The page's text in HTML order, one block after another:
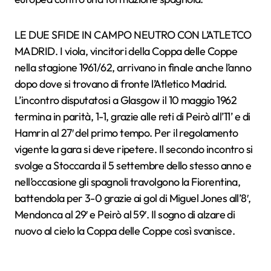
LE DUE SFIDE IN CAMPO NEUTRO CON L’ATLETCO
MADRID. I viola, vincitori della Coppa delle Coppe
nella stagione 1961/62, arrivano in finale anche l’anno
dopo dove si trovano di fronte l’Atletico Madrid.
L’incontro disputatosi a Glasgow il 10 maggio 1962
termina in parità, 1-1, grazie alle reti di Peirò all’11’ e di
Hamrin al 27′ del primo tempo. Per il regolamento
vigente la gara si deve ripetere. Il secondo incontro si
svolge a Stoccarda il 5 settembre dello stesso anno e
nell’occasione gli spagnoli travolgono la Fiorentina,
battendola per 3-0 grazie ai gol di Miguel Jones all’8′,
Mendonca al 29′ e Peirò al 59′. Il sogno di alzare di
nuovo al cielo la Coppa delle Coppe così svanisce.